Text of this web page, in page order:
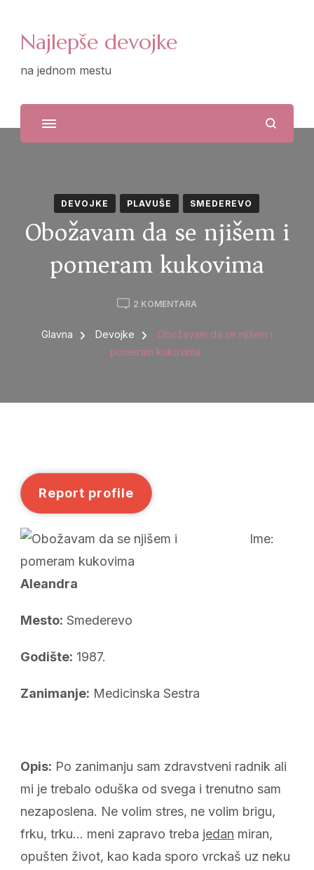
Najlepše devojke
na jednom mestu
DEVOJKE PLAVUŠE SMEDEREVO
Obožavam da se njišem i
pomeram kukovima
2 KOMENTARA
DA
Glavna Devojke
Obožavam da se njišem i
pomeram kukovima
Report profile
Ime:
Aleandra
Mesto: Smederevo
Godište: 1987.
Zanimanje: Medicinska Sestra
Opis: Po zanimanju sam zdravstveni radnik ali
mi je trebalo oduška od svega i trenutno sam
nezaposlena. Ne volim stres, ne volim brigu,
frku, trku… meni zapravo treba jedan miran,
opušten život, kao kada sporo vrckaš uz neku